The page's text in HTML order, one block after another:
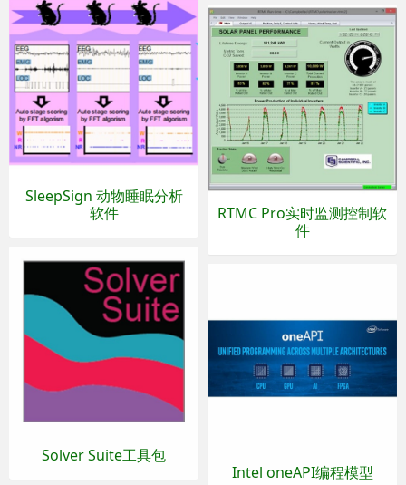
SleepSign 动物睡眠分析
软件
RTMC Pro实时监测控制软
件
Solver Suite工具包
Intel oneAPI编程模型